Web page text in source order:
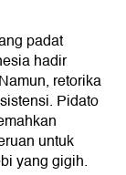
padat
hadir
retorika
Pidato
untuk
yang gigih.